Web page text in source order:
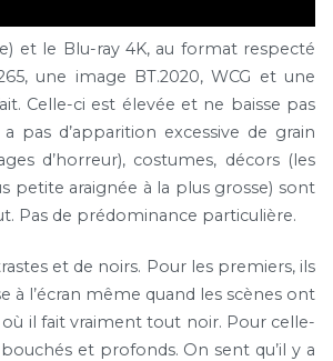
et le Blu-ray 4K, au format respecté
une image BT.2020, WCG et une
Celle-ci est élevée et ne baisse pas
d’apparition excessive de grain
d’horreur), costumes, décors (les
petite araignée à la plus grosse) sont
Pas de prédominance particulière.
et de noirs. Pour les premiers, ils
à l’écran même quand les scènes ont
il fait vraiment tout noir. Pour celle-
et profonds. On sent qu’il y a